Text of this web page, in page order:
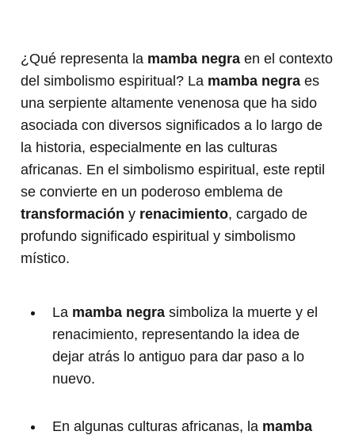
¿Qué representa la mamba negra en el contexto
del simbolismo espiritual? La mamba negra es
una serpiente altamente venenosa que ha sido
asociada con diversos significados a lo largo de
la historia, especialmente en las culturas
africanas. En el simbolismo espiritual, este reptil
se convierte en un poderoso emblema de
transformación y renacimiento, cargado de
profundo significado espiritual y simbolismo
místico.
La mamba negra simboliza la muerte y el
renacimiento, representando la idea de
dejar atrás lo antiguo para dar paso a lo
nuevo.
En algunas culturas africanas, la mamba